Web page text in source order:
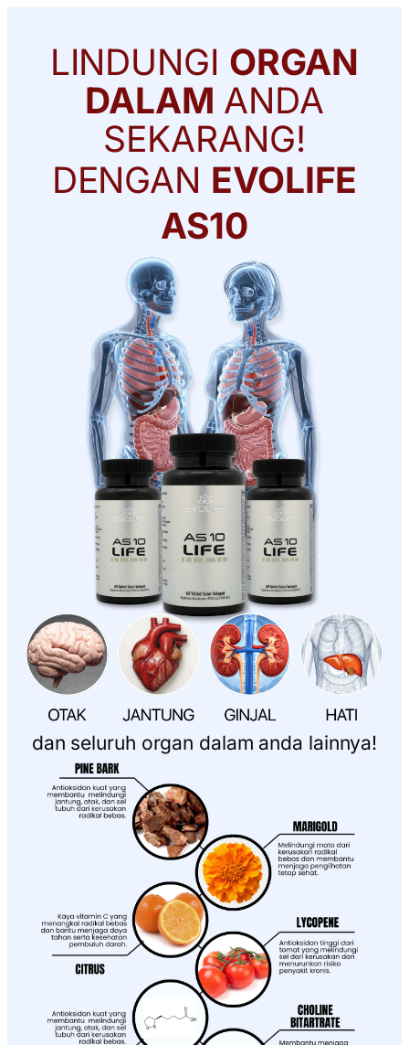
LINDUNGI ORGAN
DALAM ANDA
SEKARANG!
DENGAN EVOLIFE
AS10
dan seluruh organ dalam anda lainnya!